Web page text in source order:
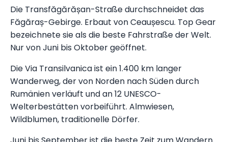
Die Transfăgărășan-Straße durchschneidet das
Făgăraș-Gebirge. Erbaut von Ceaușescu. Top Gear
bezeichnete sie als die beste Fahrstraße der Welt.
Nur von Juni bis Oktober geöffnet.
Die Via Transilvanica ist ein 1.400 km langer
Wanderweg, der von Norden nach Süden durch
Rumänien verläuft und an 12 UNESCO-
Welterbestätten vorbeiführt. Almwiesen,
Wildblumen, traditionelle Dörfer.